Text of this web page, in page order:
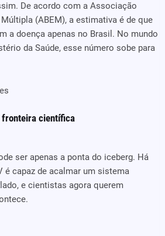
De acordo com a Associação
(ABEM), a estimativa é de que
a doença apenas no Brasil. No mundo
da Saúde, esse número sobe para
fronteira científica
ser apenas a ponta do iceberg. Há
é capaz de acalmar um sistema
e cientistas agora querem